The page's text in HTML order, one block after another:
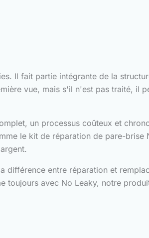
Il fait partie intégrante de la
vue, mais s'il n'est pas traité, il
un processus coûteux et
le kit de réparation de pare-brise
différence entre réparation et
toujours avec No Leaky, notre